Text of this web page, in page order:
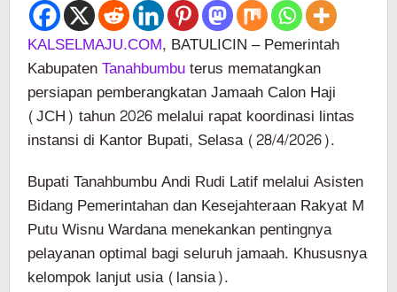
KALSELMAJU.COM, BATULICIN – Pemerintah
KabupatenTanahbumbuterus mematangkan
persiapan pemberangkatan Jamaah Calon Haji
(JCH) tahun 2026 melalui rapat koordinasi lintas
instansi di Kantor Bupati, Selasa (28/4/2026).
Bupati Tanahbumbu Andi Rudi Latif melalui Asisten
Bidang Pemerintahan dan Kesejahteraan Rakyat M
Putu Wisnu Wardana menekankan pentingnya
pelayanan optimal bagi seluruh jamaah. Khususnya
kelompok lanjut usia (lansia).